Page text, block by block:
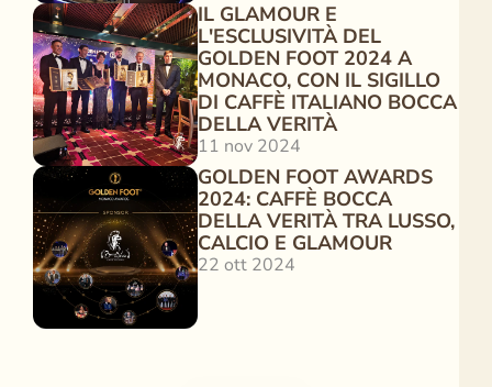
IL GLAMOUR E
L'ESCLUSIVITÀ DEL
GOLDEN FOOT 2024 A
MONACO, CON IL SIGILLO
DI CAFFÈ ITALIANO BOCCA
DELLA VERITÀ
11 nov 2024
GOLDEN FOOT AWARDS
2024: CAFFÈ BOCCA
DELLA VERITÀ TRA LUSSO,
CALCIO E GLAMOUR
22 ott 2024